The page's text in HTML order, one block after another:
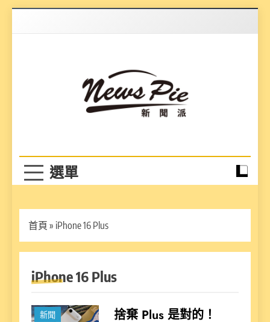
首頁 » iPhone 16 Plus
iPhone 16 Plus
新聞
捨棄 Plus 是對的！